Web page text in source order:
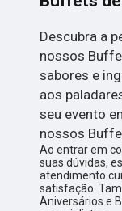
Descubra a
nossos
sabores e
aos
seu evento
nossos
Ao entrar em
suas dúvidas,
atendimento
satisfação.
Aniversários e